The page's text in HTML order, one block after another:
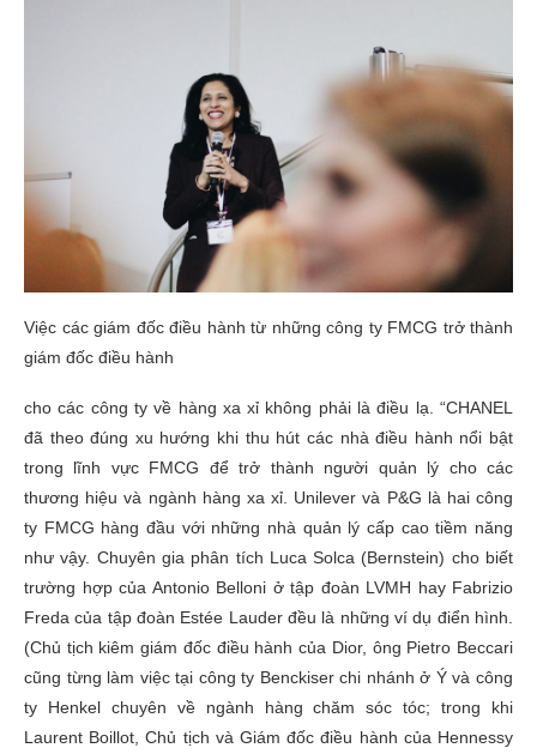
Việc các giám đốc điều hành từ những công ty FMCG trở thành
giám đốc điều hành
cho các công ty về hàng xa xỉ không phải là điều lạ. “CHANEL
đã theo đúng xu hướng khi thu hút các nhà điều hành nổi bật
trong lĩnh vực FMCG để trở thành người quản lý cho các
thương hiệu và ngành hàng xa xỉ. Unilever và P&G là hai công
ty FMCG hàng đầu với những nhà quản lý cấp cao tiềm năng
như vậy. Chuyên gia phân tích Luca Solca (Bernstein) cho biết
trường hợp của Antonio Belloni ở tập đoàn LVMH hay Fabrizio
Freda của tập đoàn Estée Lauder đều là những ví dụ điển hình.
(Chủ tịch kiêm giám đốc điều hành của Dior, ông Pietro Beccari
cũng từng làm việc tại công ty Benckiser chi nhánh ở Ý và công
ty Henkel chuyên về ngành hàng chăm sóc tóc; trong khi
Laurent Boillot, Chủ tịch và Giám đốc điều hành của Hennessy